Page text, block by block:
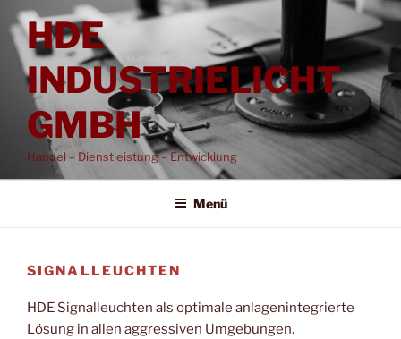
Zum
Inhalt
springenHDE
INDUSTRIELICHT
GMBH
Handel – Dienstleistung – Entwicklung
Menü
SIGNALLEUCHTEN
HDE Signalleuchten als optimale anlagenintegrierte
Lösung in allen aggressiven Umgebungen.